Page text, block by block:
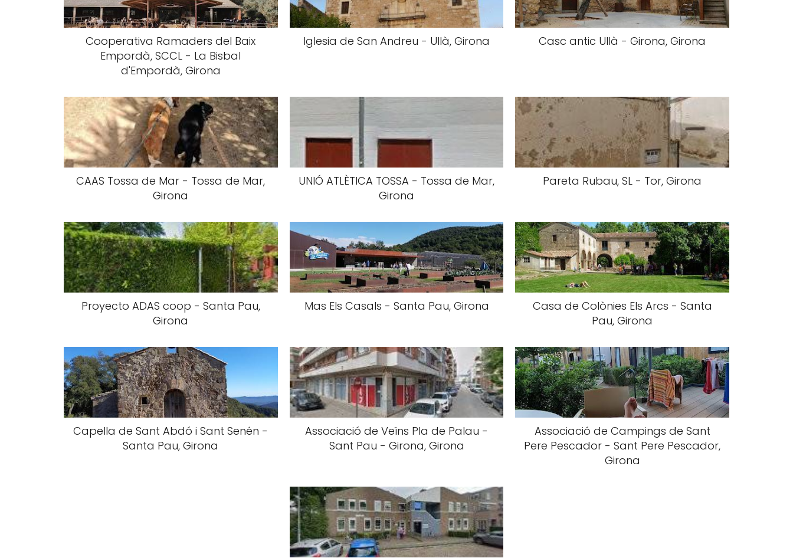
Cooperativa Ramaders del Baix
Empordà, SCCL - La Bisbal
d'Empordà, Girona
Iglesia de San Andreu - Ullà, Girona Casc antic Ullà - Girona, Girona
CAAS Tossa de Mar - Tossa de Mar,
Girona
UNIÓ ATLÈTICA TOSSA - Tossa de Mar,
Girona
Pareta Rubau, SL - Tor, Girona
Proyecto ADAS coop - Santa Pau,
Girona
Mas Els Casals - Santa Pau, Girona
Casa de Colònies Els Arcs - Santa
Pau, Girona
Capella de Sant Abdó i Sant Senén -
Santa Pau, Girona
Associació de Veïns Pla de Palau -
Sant Pau - Girona, Girona
Associació de Campings de Sant
Pere Pescador - Sant Pere Pescador,
Girona